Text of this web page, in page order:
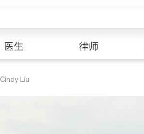
医生 律师
Cindy Liu